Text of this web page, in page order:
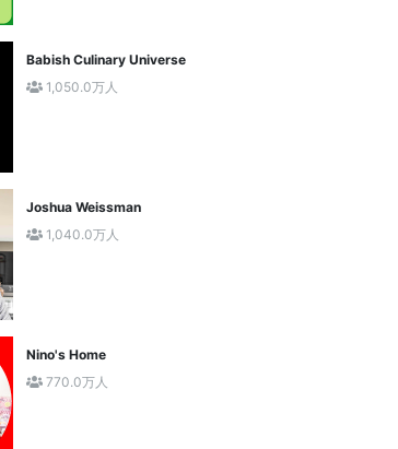
Babish Culinary Universe
1,050.0万人
Joshua Weissman
1,040.0万人
Nino's Home
770.0万人